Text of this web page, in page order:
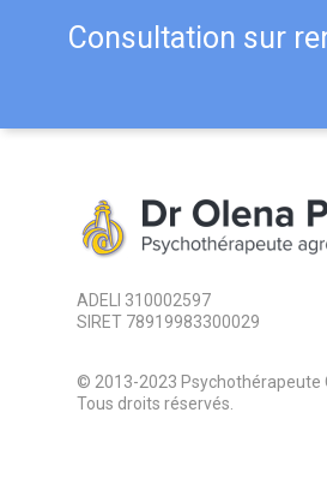
Consultation sur
ADELI 310002597
SIRET 78919983300029
© 2013-2023 Psychothérapeute
Tous droits réservés.